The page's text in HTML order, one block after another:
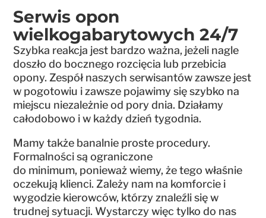
Serwis opon
wielkogabarytowych 24/7
Szybka reakcja jest bardzo ważna, jeżeli nagle
doszło do bocznego rozcięcia lub przebicia
opony. Zespół naszych serwisantów zawsze jest
w pogotowiu i zawsze pojawimy się szybko na
miejscu niezależnie od pory dnia. Działamy
całodobowo i w każdy dzień tygodnia.
Mamy także banalnie proste procedury.
Formalności są ograniczone
do minimum, ponieważ wiemy, że tego właśnie
oczekują klienci. Zależy nam na komforcie i
wygodzie kierowców, którzy znaleźli się w
trudnej sytuacji. Wystarczy więc tylko do nas